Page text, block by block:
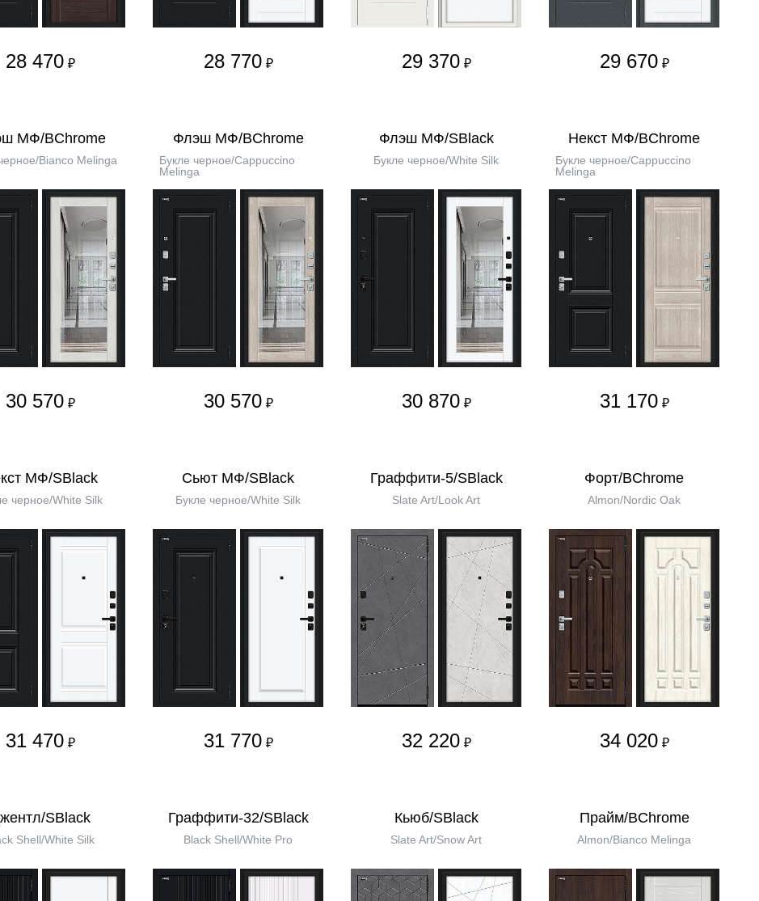
28 470 ₽ 28 770 ₽ 29 370 ₽ 29 670 ₽
МФ/BChrome
Bianco Melinga
30 570 ₽
Флэш МФ/BChrome
Букле черное/Cappuccino
Melinga
30 570 ₽
Флэш МФ/SBlack
Букле черное/White Silk
30 870 ₽
Некст МФ/BChrome
Букле черное/Cappuccino
Melinga
31 170 ₽
МФ/SBlack
черное/White Silk
31 470 ₽
Сьют МФ/SBlack
Букле черное/White Silk
31 770 ₽
Граффити-5/SBlack
Slate Art/Look Art
32 220 ₽
Форт/BChrome
Almon/Nordic Oak
34 020 ₽
SBlack
Shell/White Silk
Граффити-32/SBlack
Black Shell/White Pro
Кьюб/SBlack
Slate Art/Snow Art
Прайм/BChrome
Almon/Bianco Melinga